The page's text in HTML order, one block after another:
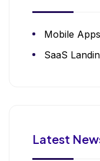
Mobile
SaaS
Latest